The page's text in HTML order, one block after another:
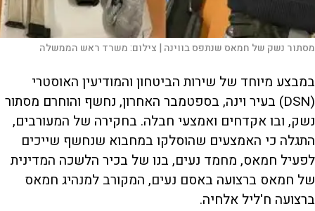
מסתור נשק של חמאס שנתפס בווינה | צילום:משרד ראש הממשלה
במבצע מיוחד של שירות הביטחון והמודיעין האוסטרי
(DSN) בעיר וינה, בספטמבר האחרון, נחשף והוחרם מסתור
נשק, ובו אקדחים ואמצעי חבלה. בחקירה של המעורבים,
התגלה כי האמצעים שהוסלקו במחבוא שנחשף שייכים
לפעיל חמאס, מחמד נעים, בנו של בכיר הלשכה המדינית
של חמאס ברצועה באסם נעים, המקורב למנהיג חמאס
ברצועה ח'ליל אלחיה.